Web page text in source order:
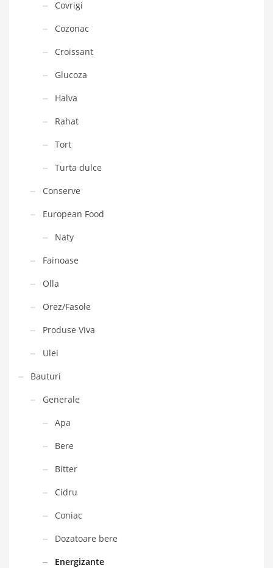
Covrigi
Cozonac
Croissant
Glucoza
Halva
Rahat
Tort
Turta dulce
Conserve
European Food
Naty
Fainoase
Olla
Orez/Fasole
Produse Viva
Ulei
Bauturi
Generale
Apa
Bere
Bitter
Cidru
Coniac
Dozatoare bere
Energizante